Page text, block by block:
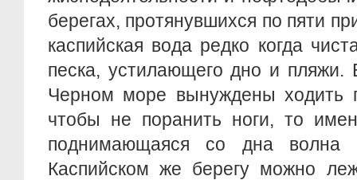
берегах, протянувшихся по пяти
каспийская вода редко когда
песка, устилающего дно и
Черном море вынуждены ходить
чтобы не поранить ноги, то
поднимающаяся со дна
Каспийском же берегу можно